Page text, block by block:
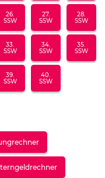
26.
SSW
27.
SSW
28.
SSW
33.
SSW
34.
SSW
35.
SSW
39.
SSW
40.
SSW